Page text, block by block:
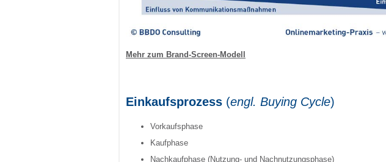
Mehr zum Brand-Screen-Modell
Einkaufsprozess (engl. Buying Cycle)
Vorkaufsphase
Kaufphase
Nachkaufphase (Nutzung- und Nachnutzungsphase)